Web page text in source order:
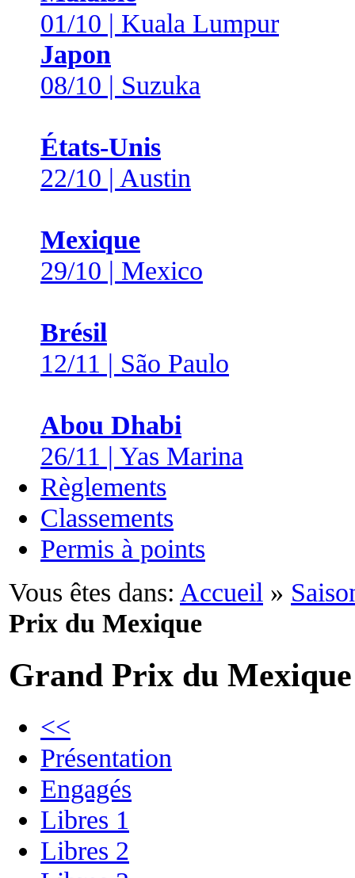
01/10 | Kuala Lumpur
Japon
08/10 | Suzuka
États-Unis
22/10 | Austin
Mexique
29/10 | Mexico
Brésil
12/11 | São Paulo
Abou Dhabi
26/11 | Yas Marina
Règlements
Classements
Permis à points
Vous êtes dans: Accueil »
Prix du Mexique
Grand Prix du Mexique
<<
Présentation
Engagés
Libres 1
Libres 2